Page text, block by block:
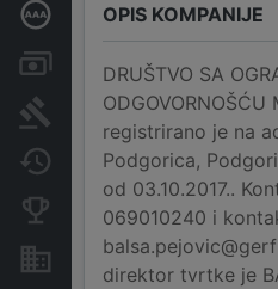
Dubinska bonitetna ocjena
Računi i blokade
Arhiva sudskih objava
Promjene
Konkurentne kompanije
Nekretnine i imovina
OPIS KOMPANIJE
DRUŠTVO SA
ODGOVORNOŠĆU
registrirano je na
Podgorica,
od 03.10.2017..
069010240 i
direktor tvrtke je